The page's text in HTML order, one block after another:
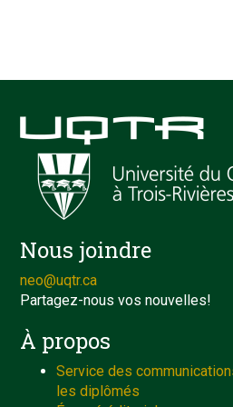
Nous joindre
neo@uqtr.ca
Partagez-nous vos nouvelles!
À propos
Service des
les diplômés